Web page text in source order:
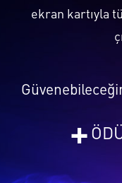
ekran kartıyla
+